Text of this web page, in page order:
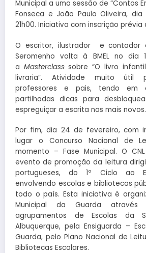
Municipal a uma sessão de “Contos
Fonseca e João Paulo Oliveira, dia
21h00. Iniciativa com inscrição
O escritor, ilustrador e contador
Seromenho volta à BMEL no dia
a Masterclasssobre “O livro
livraria”. Atividade muito útil
professores e pais, tendo em
partilhadas dicas para
espreguiçar a escrita nos mais novos.
Por fim, dia 24 de fevereiro, com
lugar o Concurso Nacional de
momento – Fase Municipal. O
evento de promoção da leitura
portugueses, do 1º Ciclo ao
envolvendo escolas e bibliotecas
todo o país. Esta iniciativa é
Municipal da Guarda através
agrupamentos de Escolas da
Albuquerque, pela Ensiguarda –
Guarda, pelo Plano Nacional de
Bibliotecas Escolares.